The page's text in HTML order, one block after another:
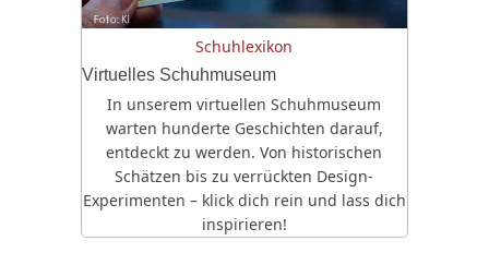
Schuhlexikon
Virtuelles Schuhmuseum
In unserem virtuellen Schuhmuseum
warten hunderte Geschichten darauf,
entdeckt zu werden. Von historischen
Schätzen bis zu verrückten Design-
Experimenten – klick dich rein und lass dich
inspirieren!